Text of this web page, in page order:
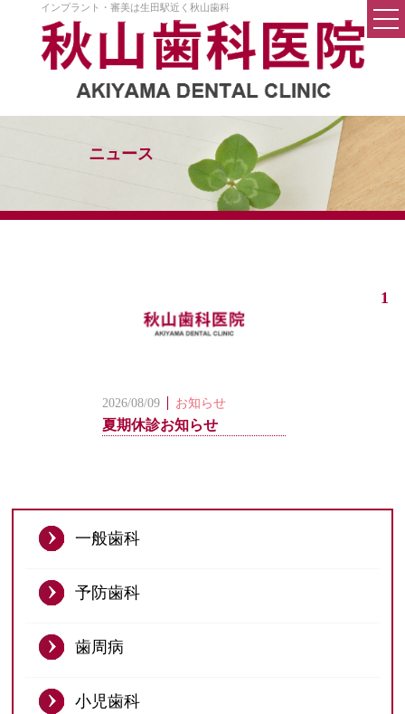
インプラント・審美は生田駅近く秋山歯科
トップページ
料金
審美歯科
インプラント
ニュース
ニュース
2026/08/09 お知らせ
夏期休診お知らせ
1
一般歯科
予防歯科
歯周病
小児歯科